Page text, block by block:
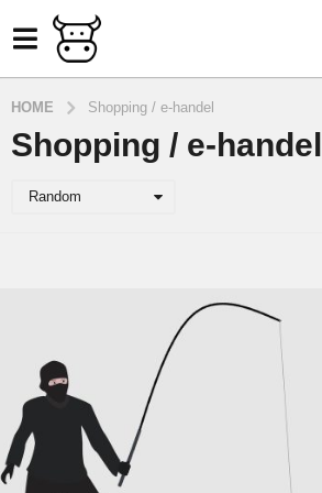
HOME Shopping / e-handel
Shopping / e-handel
Random